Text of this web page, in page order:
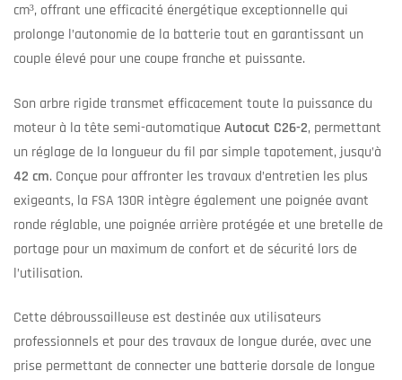
cm³, offrant une efficacité énergétique exceptionnelle qui
prolonge l’autonomie de la batterie tout en garantissant un
couple élevé pour une coupe franche et puissante.
Son arbre rigide transmet efficacement toute la puissance du
moteur à la tête semi-automatique Autocut C26-2, permettant
un réglage de la longueur du fil par simple tapotement, jusqu’à
42 cm. Conçue pour affronter les travaux d’entretien les plus
exigeants, la FSA 130R intègre également une poignée avant
ronde réglable, une poignée arrière protégée et une bretelle de
portage pour un maximum de confort et de sécurité lors de
l’utilisation.
Cette débroussailleuse est destinée aux utilisateurs
professionnels et pour des travaux de longue durée, avec une
prise permettant de connecter une batterie dorsale de longue